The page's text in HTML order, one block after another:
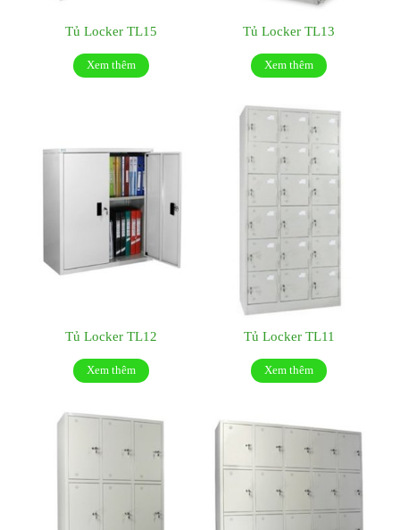
Tủ Locker TL15
Xem thêm
Tủ Locker TL13
Xem thêm
Tủ Locker TL12
Xem thêm
Tủ Locker TL11
Xem thêm